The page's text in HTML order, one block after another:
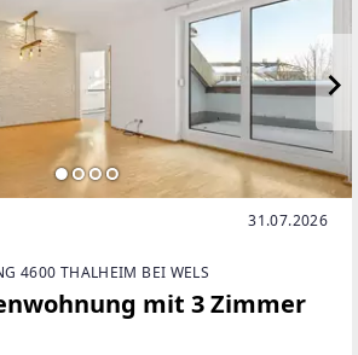
31.07.2026
4600 THALHEIM BEI WELS
mit 3 Zimmer